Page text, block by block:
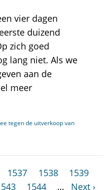
vier dagen
duizend
zich goed
lang niet. Als we
aan de
meer
tegen de uitverkoop van
1537 1538
1539
1544 …
Next ›